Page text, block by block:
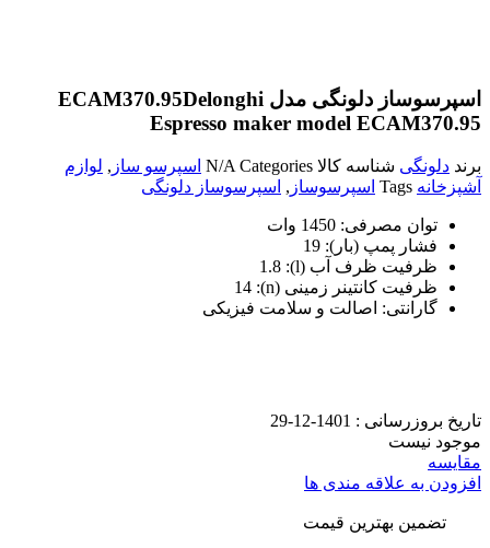
اسپرسوساز دلونگی مدل ECAM370.95 Delonghi
Espresso maker model ECAM370.95
برند دلونگی شناسه کالا N/ACategories اسپرسو ساز , لوازم
آشپزخانه Tags اسپرسوساز , اسپرسوساز دلونگی
توان مصرفی: 1450 وات
فشار پمپ (بار): 19
ظرفیت ظرف آب (l): 1.8
ظرفیت کانتینر زمینی (n): 14
گارانتی: اصالت و سلامت فیزیکی
تاریخ بروزرسانی : 1401-12-29
موجود نیست
مقایسه
افزودن به علاقه مندی ها
تضمین بهترین قیمت